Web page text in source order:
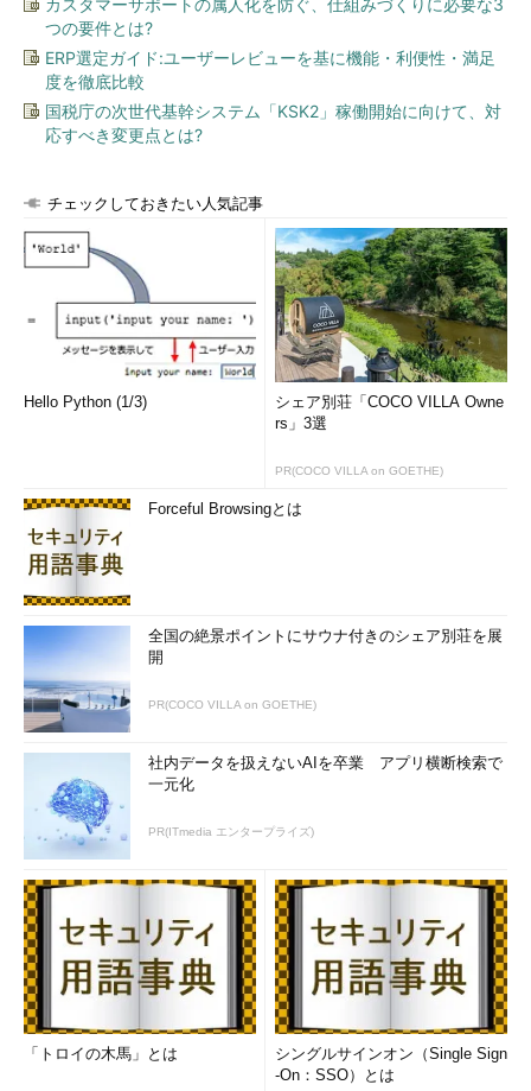
カスタマーサポートの属人化を防ぐ、仕組みづくりに必要な3
つの要件とは?
ERP選定ガイド:ユーザーレビューを基に機能・利便性・満足
度を徹底比較
国税庁の次世代基幹システム「KSK2」稼働開始に向けて、対
応すべき変更点とは?
チェックしておきたい人気記事
Hello Python (1/3)
シェア別荘「COCO VILLA Owne
rs」3選
PR(COCO VILLA on GOETHE)
Forceful Browsingとは
全国の絶景ポイントにサウナ付きのシェア別荘を展
開
PR(COCO VILLA on GOETHE)
社内データを扱えないAIを卒業 アプリ横断検索で
一元化
PR(ITmedia エンタープライズ)
「トロイの木馬」とは
シングルサインオン（Single Sign
-On：SSO）とは